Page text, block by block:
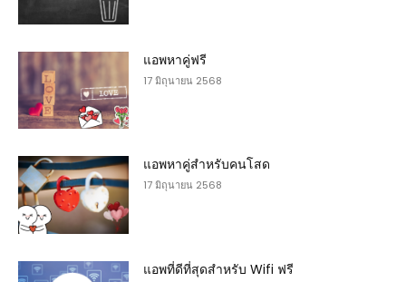
แอพหาคู่ฟรี
17 มิถุนายน 2568
แอพหาคู่สำหรับคนโสด
17 มิถุนายน 2568
แอพที่ดีที่สุดสำหรับ Wifi ฟรี